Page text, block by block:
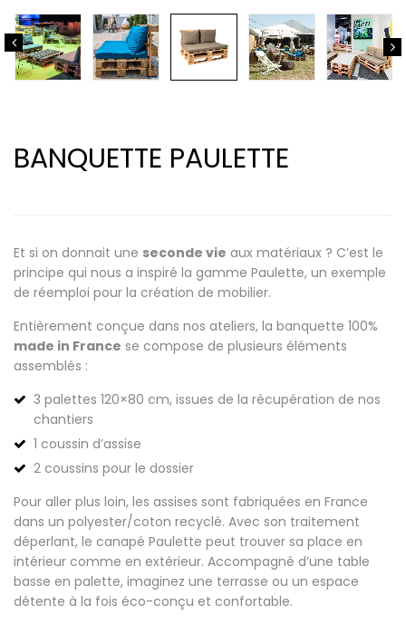
BANQUETTE PAULETTE
Et si on donnait une seconde vie aux matériaux ? C’est le
principe qui nous a inspiré la gamme Paulette, un exemple
de réemploi pour la création de mobilier.
Entièrement conçue dans nos ateliers, la banquette 100%
made in France se compose de plusieurs éléments
assemblés :
3 palettes 120×80 cm, issues de la récupération de nos
chantiers
1 coussin d’assise
2 coussins pour le dossier
Pour aller plus loin, les assises sont fabriquées en France
dans un polyester/coton recyclé. Avec son traitement
déperlant, le canapé Paulette peut trouver sa place en
intérieur comme en extérieur. Accompagné d’une table
basse en palette, imaginez une terrasse ou un espace
détente à la fois éco-conçu et confortable.